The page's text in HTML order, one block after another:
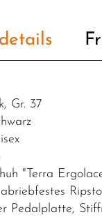
Gr. 37
"Terra
Pedalplatte,